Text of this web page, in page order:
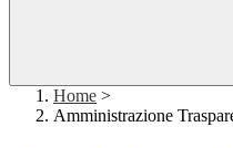
Home >
Amministrazione